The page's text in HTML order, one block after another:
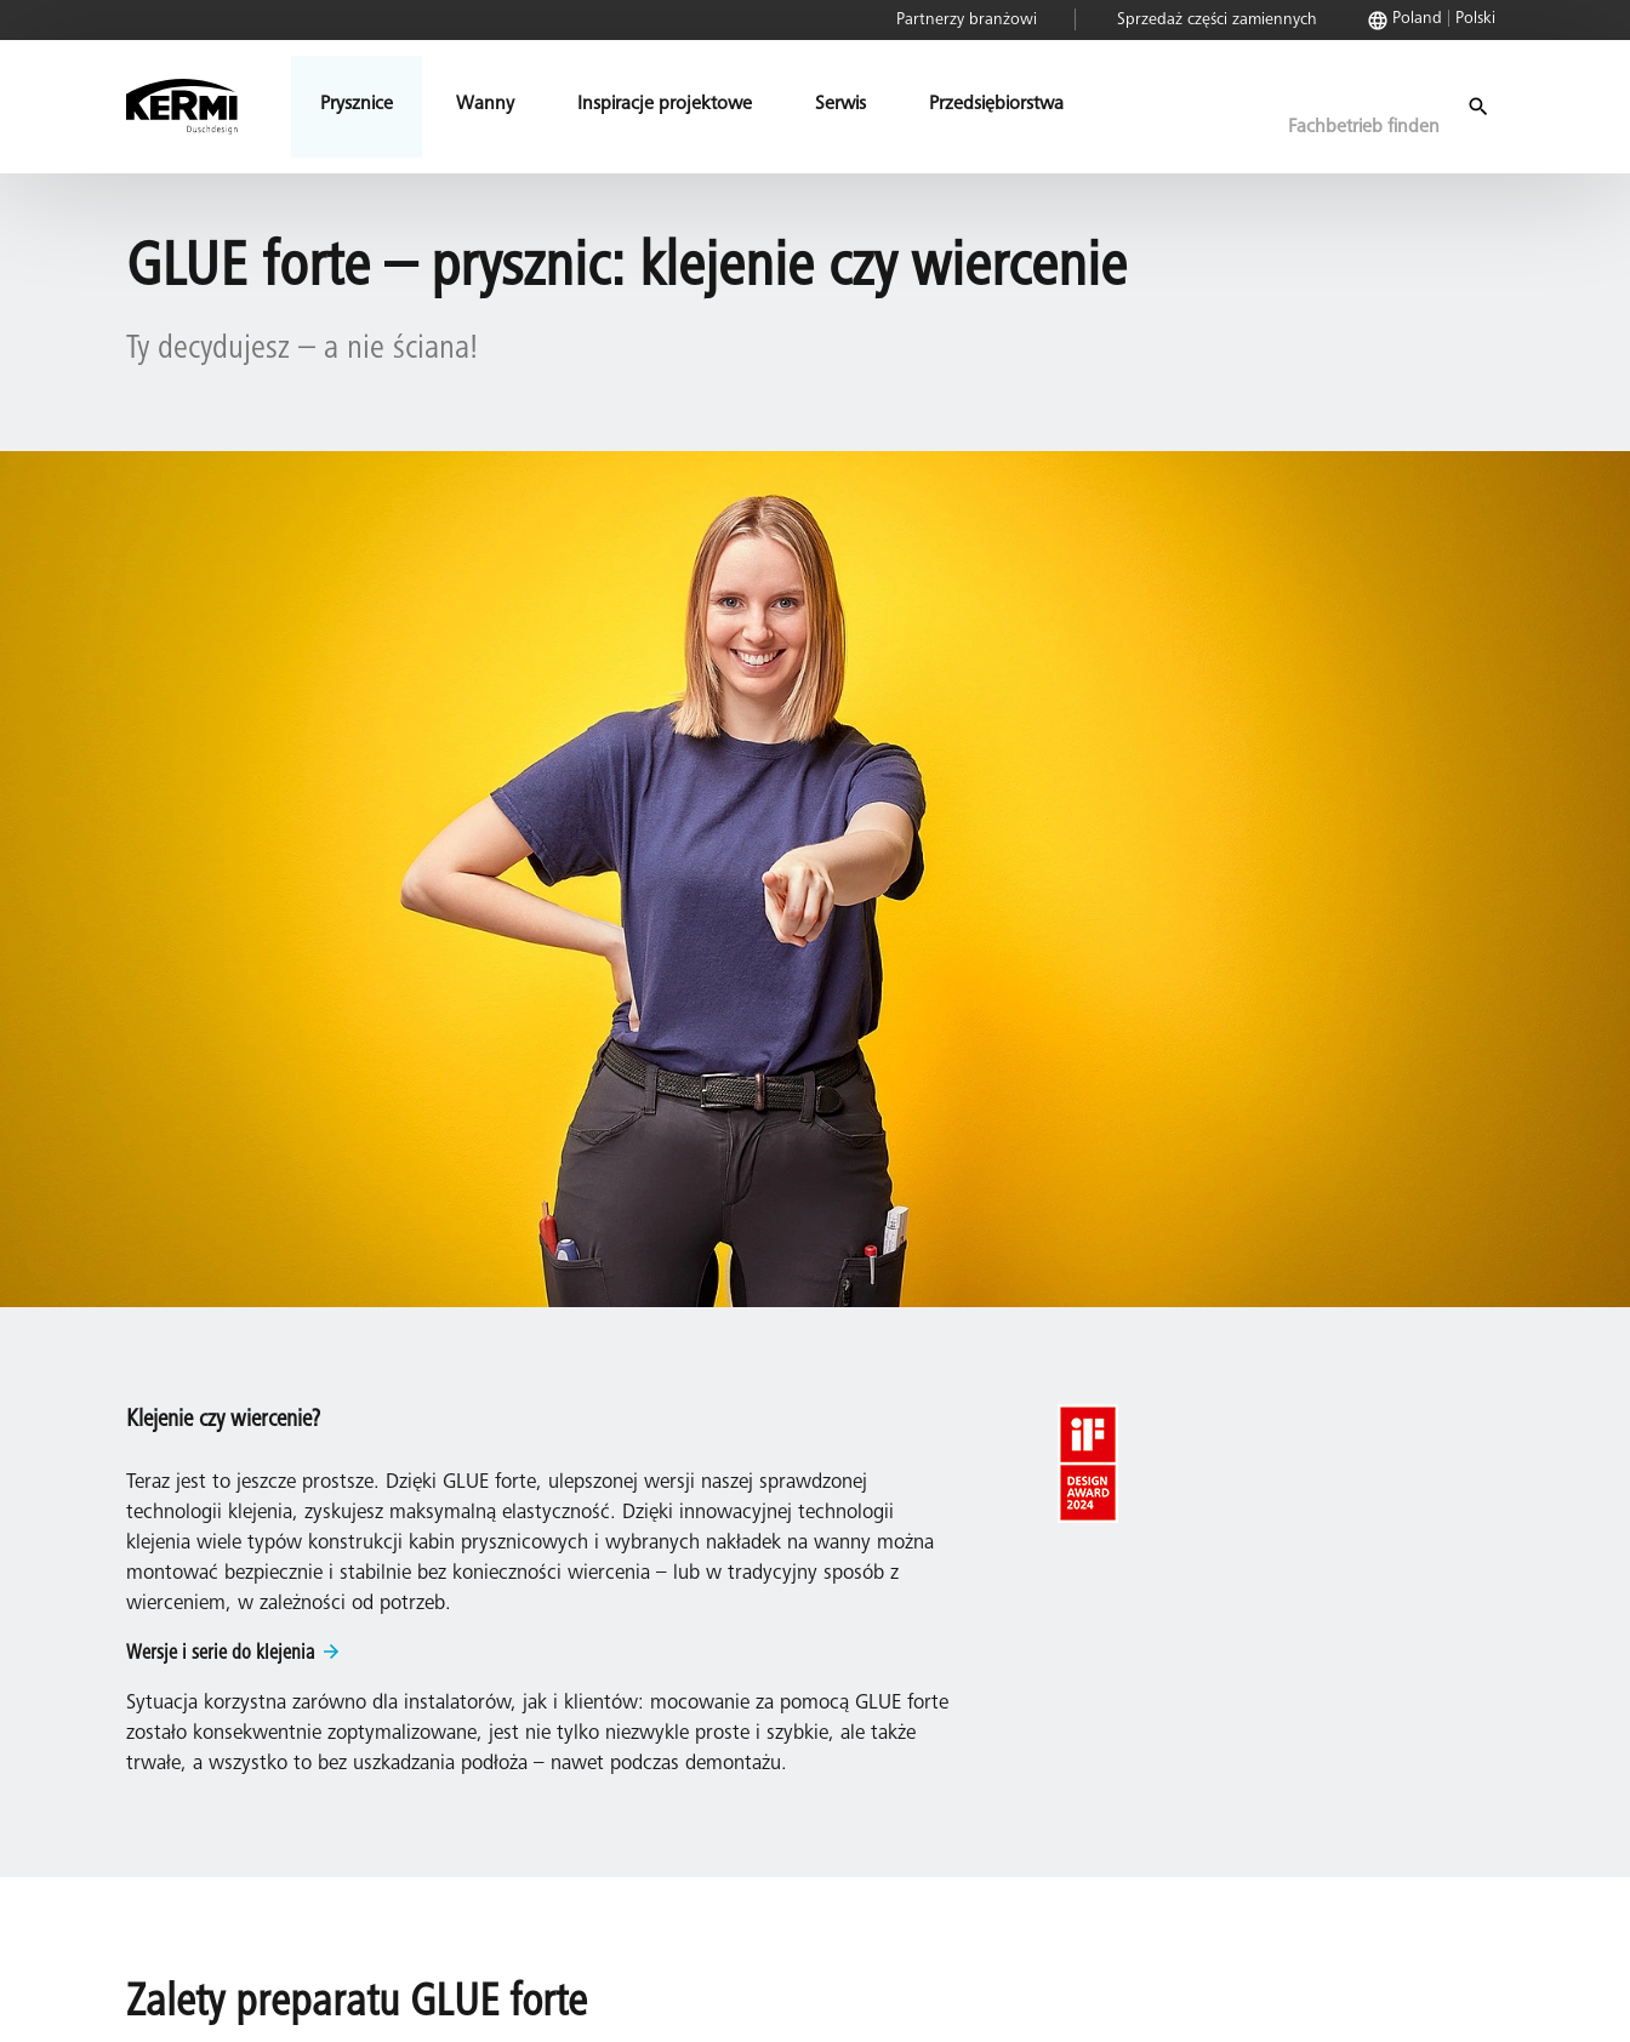
Partnerzy branżowi Sprzedaż części zamiennych Poland Polski
Prysznice Wanny Inspiracje projektowe Serwis
Przedsiębiorstwa
Fachbetrieb finden
GLUE forte – prysznic: klejenie czy wiercenie
Ty decydujesz – a nie ściana!
Klejenie czy wiercenie?
Teraz jest to jeszcze prostsze. Dzięki GLUE forte, ulepszonej wersji naszej sprawdzonej
technologii klejenia, zyskujesz maksymalną elastyczność. Dzięki innowacyjnej technologii
klejenia wiele typów konstrukcji kabin prysznicowych i wybranych nakładek na wanny można
montować bezpiecznie i stabilnie bez konieczności wiercenia – lub w tradycyjny sposób z
wierceniem, w zależności od potrzeb.
Wersje i serie do klejenia
Sytuacja korzystna zarówno dla instalatorów, jak i klientów: mocowanie za pomocą GLUE forte
zostało konsekwentnie zoptymalizowane, jest nie tylko niezwykle proste i szybkie, ale także
trwałe, a wszystko to bez uszkadzania podłoża – nawet podczas demontażu.
Zalety preparatu GLUE forte